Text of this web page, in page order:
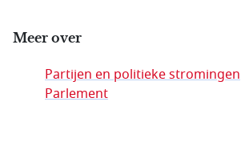
Meer over
Partijen en politieke stromingen
Parlement